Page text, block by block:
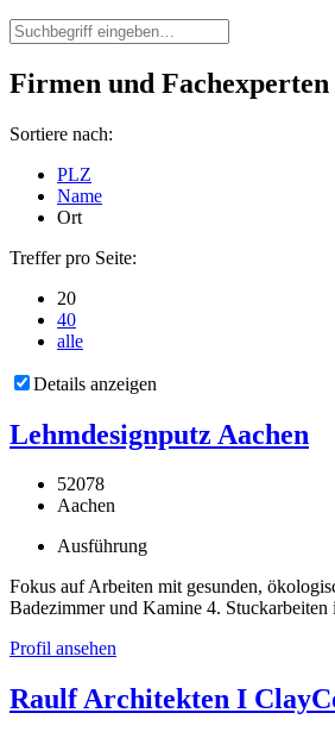
Firmen und Fachexperten
Sortiere nach:
PLZ
Name
Ort
Treffer pro Seite:
20
40
alle
Details anzeigen
Lehmdesignputz Aachen
52078
Aachen
Ausführung
Fokus auf Arbeiten mit gesunden,
Badezimmer und Kamine 4. Stuckarbeiten
Profil ansehen
Raulf Architekten I